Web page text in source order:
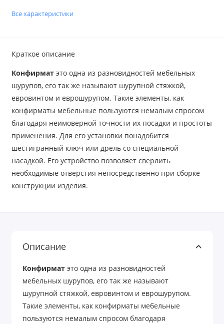
Все характеристики
Краткое описание
Конфирматэто одна из разновидностей мебельных
шурупов, его так же называют шурупной стяжкой,
евровинтом и еврошурупом. Такие элементы, как
конфирматы мебельные пользуются немалым спросом
благодаря неимоверной точности их посадки и простоты
применения. Для его установки понадобится
шестигранный ключ или дрель со специальной
насадкой. Его устройство позволяет сверлить
необходимые отверстия непосредственно при сборке
конструкции изделия.
Описание
Конфирмат это одна из разновидностей
мебельных шурупов, его так же называют
шурупной стяжкой, евровинтом и еврошурупом.
Такие элементы, как конфирматы мебельные
пользуются немалым спросом благодаря